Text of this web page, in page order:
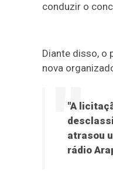
conduzir o
Diante disso, o
nova
"A
atrasou
rádio